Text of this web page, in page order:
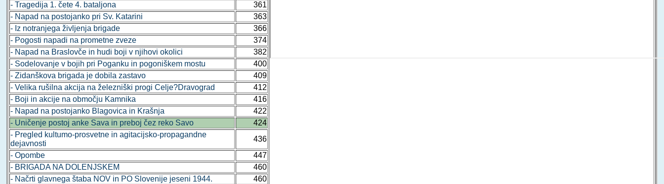
- Tragedija 1. čete 4. bataljona
361
- Napad na postojanko pri Sv. Katarini
363
- Iz notranjega življenja brigade
366
- Pogosti napadi na prometne zveze
374
- Napad na Braslovče in hudi boji v njihovi okolici
382
- Sodelovanje v bojih pri Poganku in pogoniškem mostu
400
- Zidanškova brigada je dobila zastavo
409
- Velika rušilna akcija na železniški progi Celje?Dravograd
412
- Boji in akcije na območju Kamnika
416
- Napad na postojanko Blagovica in Krašnja
422
- Uničenje postoj anke Sava in preboj čez reko Savo
424
- Pregled kultumo-prosvetne in agitacijsko-propagandne
dejavnosti
436
- Opombe
447
- BRIGADA NA DOLENJSKEM
460
- Načrti glavnega štaba NOV in PO Slovenije jeseni 1944.
460